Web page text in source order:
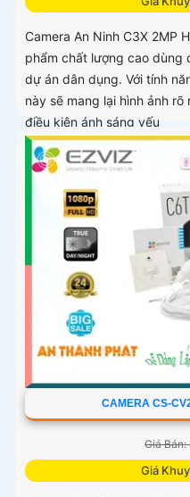
Camera An Ninh C3X 2MP
phẩm chất lượng cao dùng
dự án dân dụng. Với tính
này sẽ mang lại hình ảnh
điều kiện ánh sáng yếu
CAMERA CS-
Giá
Giá